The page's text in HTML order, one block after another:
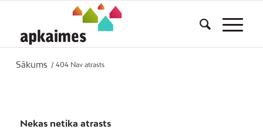
Sākums / 404 Nav atrasts
Nekas netika atrasts